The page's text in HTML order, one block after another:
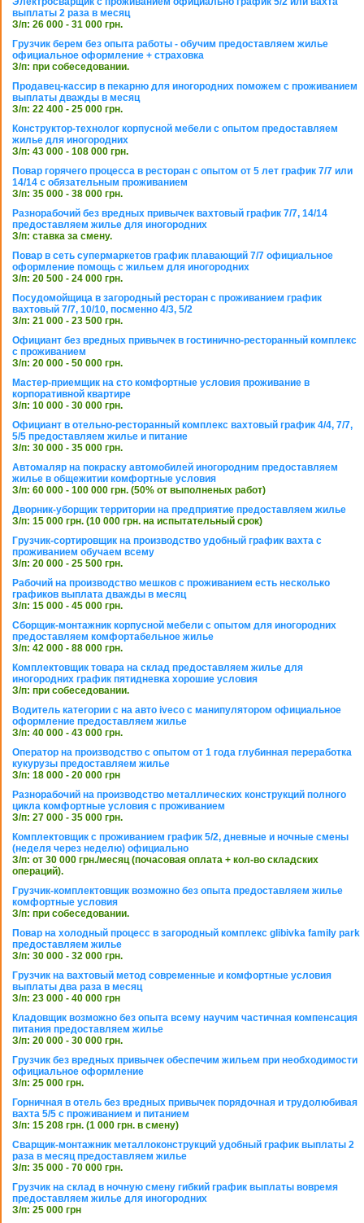
выплаты 2 раза в месяц
З/п: 26 000 - 31 000 грн.
Грузчик берем без опыта работы - обучим предоставляем жилье
официальное оформление + страховка
З/п: при собеседовании.
Продавец-кассир в пекарню для иногородних поможем с проживанием
выплаты дважды в месяц
З/п: 22 400 - 25 000 грн.
Конструктор-технолог корпусной мебели с опытом предоставляем
жилье для иногородних
З/п: 43 000 - 108 000 грн.
Повар горячего процесса в ресторан с опытом от 5 лет график 7/7 или
14/14 с обязательным проживанием
З/п: 35 000 - 38 000 грн.
Разнорабочий без вредных привычек вахтовый график 7/7, 14/14
предоставляем жилье для иногородних
З/п: ставка за смену.
Повар в сеть супермаркетов график плавающий 7/7 официальное
оформление помощь с жильем для иногородних
З/п: 20 500 - 24 000 грн.
Посудомойщица в загородный ресторан с проживанием график
вахтовый 7/7, 10/10, посменно 4/3, 5/2
З/п: 21 000 - 23 500 грн.
Официант без вредных привычек в гостинично-ресторанный комплекс
с проживанием
З/п: 20 000 - 50 000 грн.
Мастер-приемщик на сто комфортные условия проживание в
корпоративной квартире
З/п: 10 000 - 30 000 грн.
Официант в отельно-ресторанный комплекс вахтовый график 4/4, 7/7,
5/5 предоставляем жилье и питание
З/п: 30 000 - 35 000 грн.
Автомаляр на покраску автомобилей иногородним предоставляем
жилье в общежитии комфортные условия
З/п: 60 000 - 100 000 грн. (50% от выполненых работ)
Дворник-уборщик территории на предприятие предоставляем жилье
З/п: 15 000 грн. (10 000 грн. на испытательный срок)
Грузчик-сортировщик на производство удобный график вахта с
проживанием обучаем всему
З/п: 20 000 - 25 500 грн.
Рабочий на производство мешков с проживанием есть несколько
графиков выплата дважды в месяц
З/п: 15 000 - 45 000 грн.
Сборщик-монтажник корпусной мебели с опытом для иногородних
предоставляем комфортабельное жилье
З/п: 42 000 - 88 000 грн.
Комплектовщик товара на склад предоставляем жилье для
иногородних график пятидневка хорошие условия
З/п: при собеседовании.
Водитель категории с на авто iveco с манипулятором официальное
оформление предоставляем жилье
З/п: 40 000 - 43 000 грн.
Оператор на производство с опытом от 1 года глубинная переработка
кукурузы предоставляем жилье
З/п: 18 000 - 20 000 грн
Разнорабочий на производство металлических конструкций полного
цикла комфортные условия с проживанием
З/п: 27 000 - 35 000 грн.
Комплектовщик с проживанием график 5/2, дневные и ночные смены
(неделя через неделю) официально
З/п: от 30 000 грн./месяц (почасовая оплата + кол-во складских
операций).
Грузчик-комплектовщик возможно без опыта предоставляем жилье
комфортные условия
З/п: при собеседовании.
Повар на холодный процесс в загородный комплекс glibivka family park
предоставляем жилье
З/п: 30 000 - 32 000 грн.
Грузчик на вахтовый метод современные и комфортные условия
выплаты два раза в месяц
З/п: 23 000 - 40 000 грн
Кладовщик возможно без опыта всему научим частичная компенсация
питания предоставляем жилье
З/п: 20 000 - 30 000 грн.
Грузчик без вредных привычек обеспечим жильем при необходимости
официальное оформление
З/п: 25 000 грн.
Горничная в отель без вредных привычек порядочная и трудолюбивая
вахта 5/5 с проживанием и питанием
З/п: 15 208 грн. (1 000 грн. в смену)
Сварщик-монтажник металлоконструкций удобный график выплаты 2
раза в месяц предоставляем жилье
З/п: 35 000 - 70 000 грн.
Грузчик на склад в ночную смену гибкий график выплаты вовремя
предоставляем жилье для иногородних
З/п: 25 000 грн